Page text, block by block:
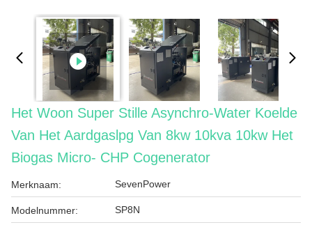
Het Woon Super Stille Asynchro-Water Koelde
Van Het Aardgaslpg Van 8kw 10kva 10kw Het
Biogas Micro- CHP Cogenerator
Merknaam: SevenPower
Modelnummer: SP8N